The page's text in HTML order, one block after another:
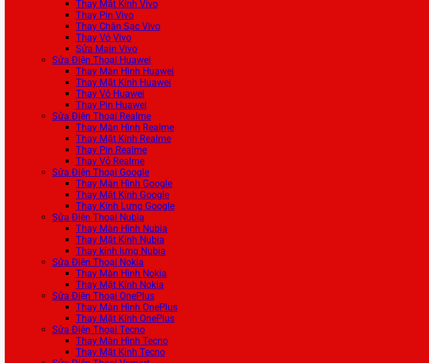
Thay Mặt Kính Vivo
Thay Pin Vivo
Thay Chân Sạc Vivo
Thay Vỏ Vivo
Sửa Main Vivo
Sửa Điện Thoại Huawei
Thay Màn Hình Huawei
Thay Mặt Kính Huawei
Thay Vỏ Huawei
Thay Pin Huawei
Sửa Điện Thoại Realme
Thay Màn Hình Realme
Thay Mặt Kính Realme
Thay Pin Realme
Thay Vỏ Realme
Sửa Điện Thoại Google
Thay Màn Hình Google
Thay Mặt Kính Google
Thay Kính Lưng Google
Sửa Điện Thoại Nubia
Thay Màn Hình Nubia
Thay Mặt Kính Nubia
Thay kính lưng Nubia
Sửa Điện Thoại Nokia
Thay Màn Hình Nokia
Thay Mặt Kính Nokia
Sửa Điện Thoại OnePlus
Thay Màn Hình OnePlus
Thay Mặt Kính OnePlus
Sửa Điện Thoại Tecno
Thay Màn Hình Tecno
Thay Mặt Kính Tecno